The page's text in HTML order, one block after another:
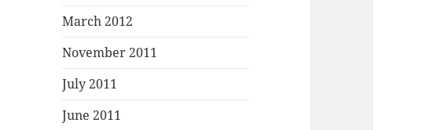
March 2012
November 2011
July 2011
June 2011